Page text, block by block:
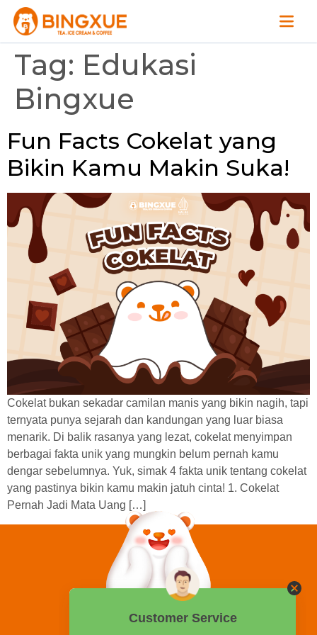
Tag: Edukasi
Bingxue
Fun Facts Cokelat yang
Bikin Kamu Makin Suka!
Cokelat bukan sekadar camilan manis yang bikin nagih, tapi
ternyata punya sejarah dan kandungan yang luar biasa
menarik. Di balik rasanya yang lezat, cokelat menyimpan
berbagai fakta unik yang mungkin belum pernah kamu
dengar sebelumnya. Yuk, simak 4 fakta unik tentang cokelat
yang pastinya bikin kamu makin jatuh cinta! 1. Cokelat
Pernah Jadi Mata Uang […]
0858 2015 9999